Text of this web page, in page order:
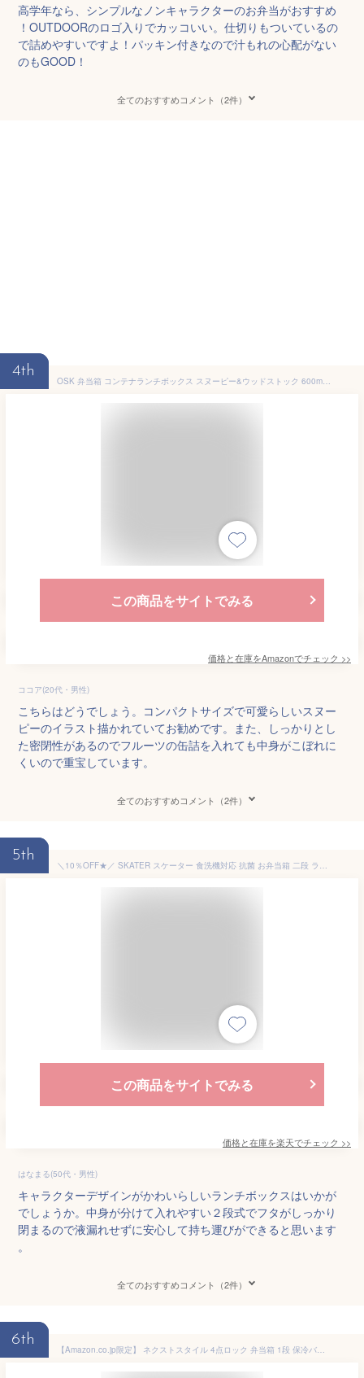
高学年なら、シンプルなノンキャラクターのお弁当がおすすめ
！OUTDOORのロゴ入りでカッコいい。仕切りもついているの
で詰めやすいですよ！パッキン付きなので汁もれの心配がない
のもGOOD！
全てのおすすめコメント（2件）
4th
OSK 弁当箱 コンテナランチボックス スヌーピー&ウッドストック 600ml [仕切付/スタッキング可能] 日本製 食洗機対応 CNT-600
この商品をサイトでみる
価格と在庫をAmazonでチェック >>
ココア(20代・男性)
こちらはどうでしょう。コンパクトサイズで可愛らしいスヌー
ピーのイラスト描かれていてお勧めです。また、しっかりとし
た密閉性があるのでフルーツの缶詰を入れても中身がこぼれに
くいので重宝しています。
全てのおすすめコメント（2件）
5th
＼10％OFF★／ SKATER スケーター 食洗機対応 抗菌 お弁当箱 二段 ランチボックス 600ml ふわっと 弁当箱 2段 レディース 大人 用 メンズ キッズ 子供 男子 女子 小学生 中学生 高校生 おしゃれ かわいい 入れ子式 キャラクター 電子レンジ対応 男の子 女の子 軽量 軽い
この商品をサイトでみる
価格と在庫を楽天でチェック >>
はなまる(50代・男性)
キャラクターデザインがかわいらしいランチボックスはいかが
でしょうか。中身が分けて入れやすい２段式でフタがしっかり
閉まるので液漏れせずに安心して持ち運びができると思います
。
全てのおすすめコメント（2件）
6th
【Amazon.co.jp限定】 ネクストスタイル 4点ロック 弁当箱 1段 保冷バック付き 600ml 日本製 YZFL7